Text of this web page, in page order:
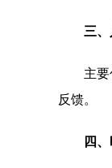
三
主
反馈。
四